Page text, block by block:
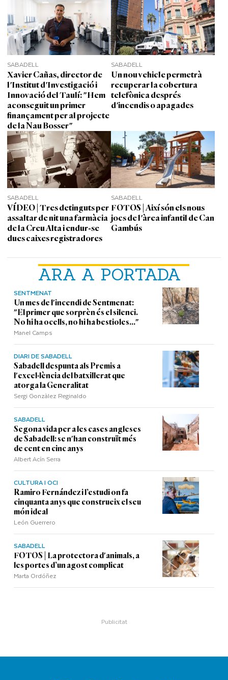
ARA A PORTADA
SENTMENAT
Un mes de l'incendi de Sentmenat:
"El primer que sorprèn és el silenci.
No hi ha ocells, no hi ha bestioles..."
Manel Camps
DIARI DE SABADELL
Sabadell despunta als Premis a
l'excel·lència del batxillerat que
atorga la Generalitat
Sergi Gonzàlez Reginaldo
SABADELL
Segona vida per a les cases angleses
de Sabadell: se n'han construït més
de cent en cinc anys
Albert Acín Serra
CULTURA I OCI
Ramiro Fernández i l’estudi on fa
cinquanta anys que construeix el seu
món ideal
León Guerrero
SABADELL
FOTOS | La protectora d'animals, a
les portes d’un agost complicat
Marta Ordóñez
SABADELL
Xavier Cañas, director de
l'Institut d'Investigació i
Innovació del Taulí: "Hem
aconseguit un primer
finançament per al projecte
de la Nau Bosser"
SABADELL
Un nou vehicle permetrà
recuperar la cobertura
telefònica després
d'incendis o apagades
SABADELL
VÍDEO | Tres detinguts per
assaltar de nit una farmàcia
de la Creu Alta i endur-se
dues caixes registradores
SABADELL
FOTOS | Així són els nous
jocs de l'àrea infantil de Can
Gambús